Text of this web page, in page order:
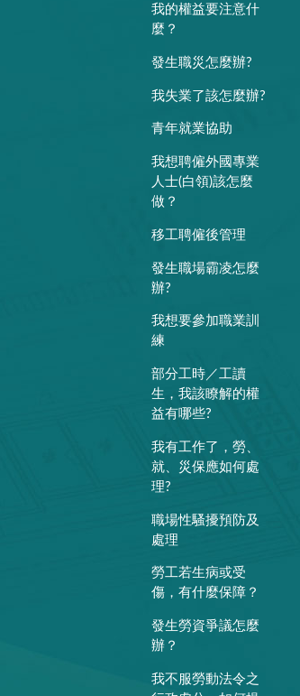
我的權益要注意什
麼？
發生職災怎麼辦?
我失業了該怎麼辦?
青年就業協助
我想聘僱外國專業
人士(白領)該怎麼
做？
移工聘僱後管理
發生職場霸凌怎麼
辦?
我想要參加職業訓
練
部分工時／工讀
生，我該瞭解的權
益有哪些?
我有工作了，勞、
就、災保應如何處
理?
職場性騷擾預防及
處理
勞工若生病或受
傷，有什麼保障？
發生勞資爭議怎麼
辦？
我不服勞動法令之